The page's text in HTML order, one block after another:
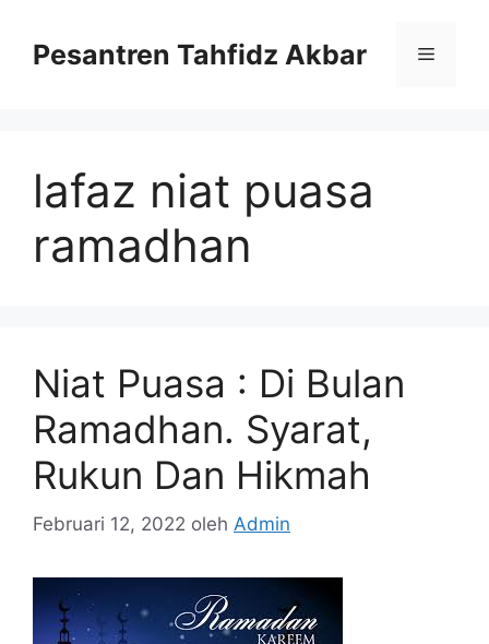
Pesantren Tahfidz Akbar Menu
lafaz niat puasa
ramadhan
Niat Puasa : Di Bulan
Ramadhan. Syarat,
Rukun Dan Hikmah
Februari 12, 2022 oleh Admin